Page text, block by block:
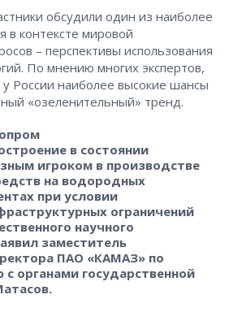
обсудили один из наиболее
в контексте мировой
– перспективы использования
По мнению многих экспертов,
России наиболее высокие шансы
«озеленительный» тренд.
в состоянии
игроком в производстве
на водородных
при условии
ограничений
научного
заместитель
ПАО «КАМАЗ» по
органами государственной